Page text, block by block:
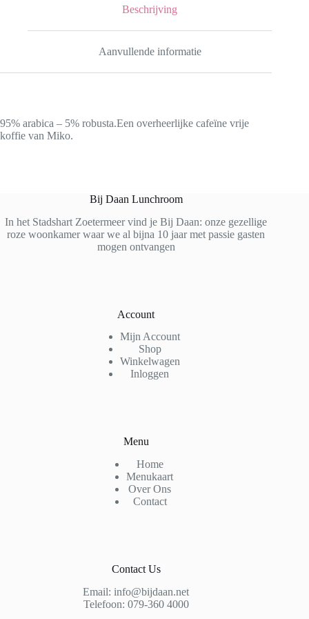
Beschrijving
Aanvullende informatie
95% arabica – 5% robusta.Een overheerlijke cafeïne vrije
koffie van Miko.
Bij Daan Lunchroom
In het Stadshart Zoetermeer vind je Bij Daan: onze gezellige
roze woonkamer waar we al bijna 10 jaar met passie gasten
mogen ontvangen
Account
Mijn Account
Shop
Winkelwagen
Inloggen
Menu
Home
Menukaart
Over Ons
Contact
Contact Us
Email: info@bijdaan.net
Telefoon: 079-360 4000